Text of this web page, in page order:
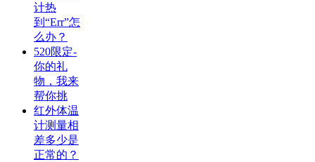
计热
到“Err”怎
么办？
520限定-
你的礼
物，我来
帮你挑
红外体温
计测量相
差多少是
正常的？